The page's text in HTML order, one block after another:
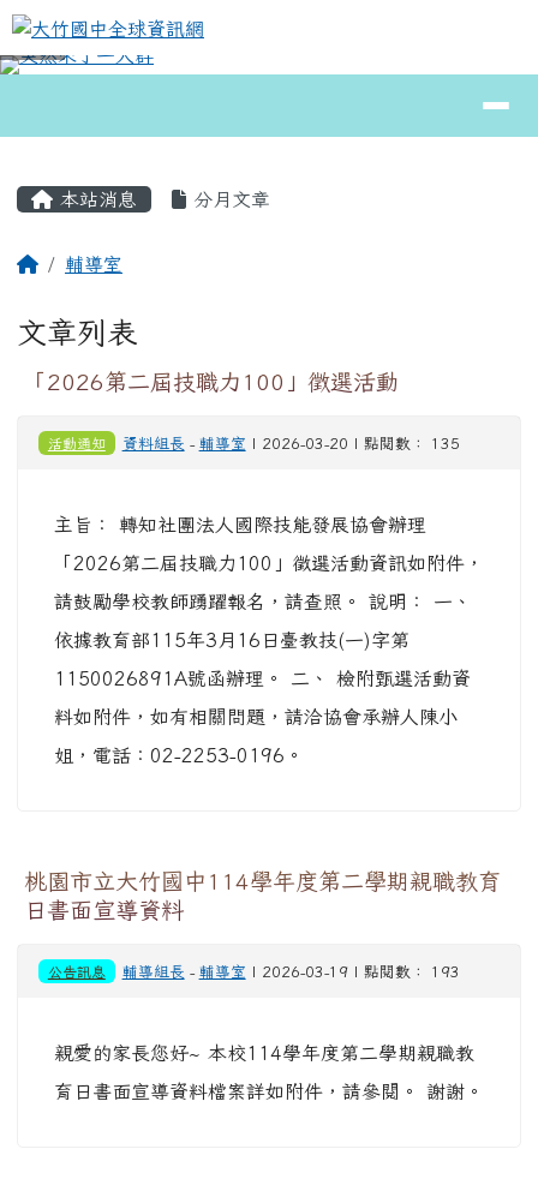
跳至主內容區
大竹國中全球資訊網
⏸
本站消息 分月文章
回首頁輔導室
文章列表
「2026第二屆技職力100」徵選活動
活動通知 資料組長 - 輔導室 | 2026-03-20 | 點閱數： 135
主旨： 轉知社團法人國際技能發展協會辦理
「2026第二屆技職力100」徵選活動資訊如附件，
請鼓勵學校教師踴躍報名，請查照。 說明： 一、
依據教育部115年3月16日臺教技(一)字第
1150026891A號函辦理。 二、 檢附甄選活動資
料如附件，如有相關問題，請洽協會承辦人陳小
姐，電話：02-2253-0196。
桃園市立大竹國中114學年度第二學期親職教育
日書面宣導資料
公告訊息 輔導組長 - 輔導室 | 2026-03-19 | 點閱數： 193
親愛的家長您好~ 本校114學年度第二學期親職教
育日書面宣導資料檔案詳如附件，請參閱。 謝謝。